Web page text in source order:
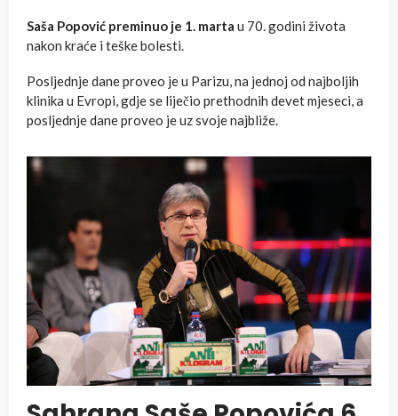
Saša Popović preminuo je 1. marta u 70. godini života
nakon kraće i teške bolesti.
Posljednje dane proveo je u Parizu, na jednoj od najboljih
klinika u Evropi, gdje se liječio prethodnih devet mjeseci, a
posljednje dane proveo je uz svoje najbliže.